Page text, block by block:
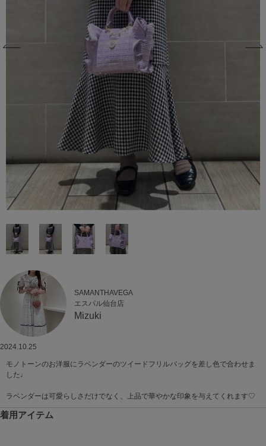
SAMANTHAVEGA
エスパル仙台店
Mizuki
2024.10.25
モノトーンのお洋服にラベンダーのツイードフリルバッグを差し色で合わせま
した♩
ラベンダーは可愛らしさだけでなく、上品で華やかな印象を与えてくれます♡
着用アイテム